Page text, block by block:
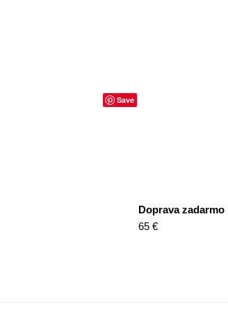
Save
Doprava zadarmo
65 €